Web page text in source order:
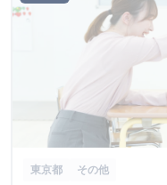
東京都 その他